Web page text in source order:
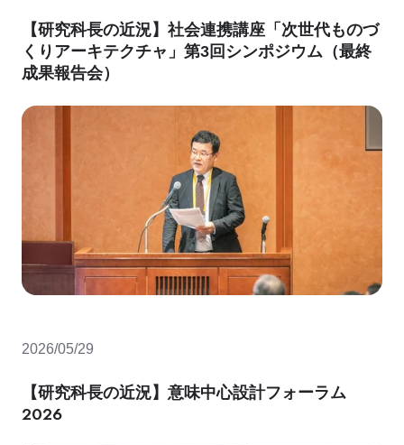
【研究科長の近況】社会連携講座「次世代ものづ
くりアーキテクチャ」第3回シンポジウム（最終
成果報告会）
2026/05/29
【研究科長の近況】意味中心設計フォーラム
2026